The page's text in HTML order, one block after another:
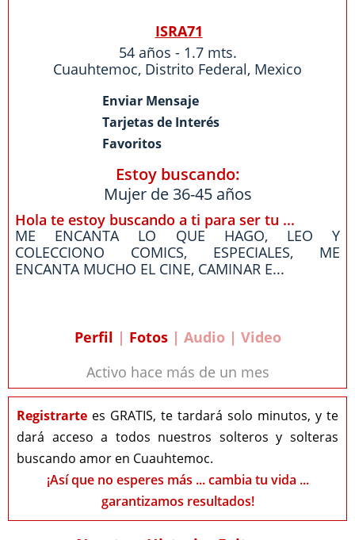
ISRA71
54 años - 1.7 mts.
Cuauhtemoc, Distrito Federal, Mexico
Enviar Mensaje
Tarjetas de Interés
Favoritos
Estoy buscando:
Mujer de 36-45 años
Hola te estoy buscando a ti para ser tu ...
ME ENCANTA LO QUE HAGO, LEO Y
COLECCIONO COMICS, ESPECIALES, ME
ENCANTA MUCHO EL CINE, CAMINAR E...
Perfil | Fotos| Audio | Video
Activo hace más de un mes
Registrarte es GRATIS, te tardará solo minutos, y te
dará acceso a todos nuestros solteros y solteras
buscando amor en Cuauhtemoc.
¡Así que no esperes más ... cambia tu vida ...
garantizamos resultados!